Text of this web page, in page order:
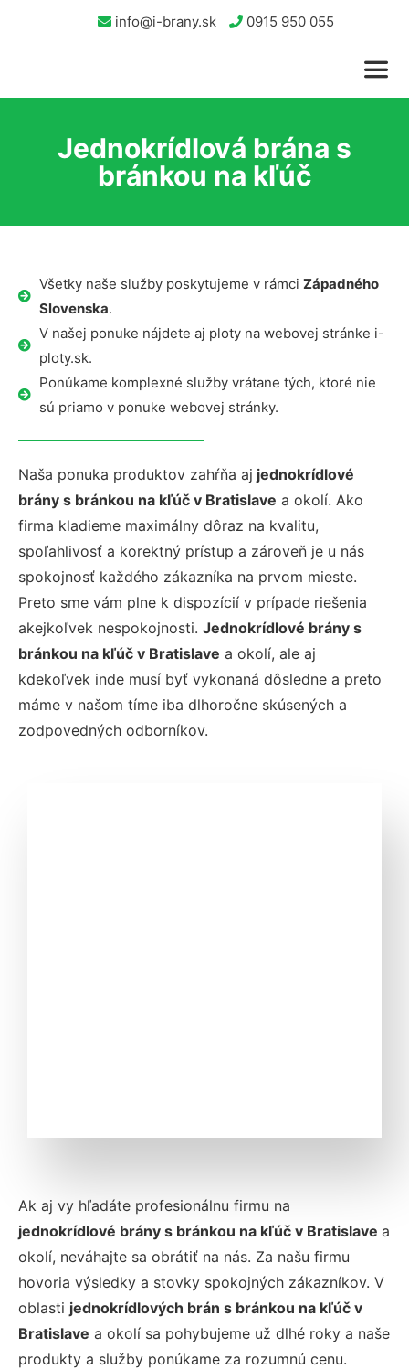
info@i-brany.sk 0915 950 055
Jednokrídlová brána s
bránkou na kľúč
Všetky naše služby poskytujeme v rámci Západného
Slovenska.
V našej ponuke nájdete aj ploty na webovej stránke i-
ploty.sk.
Ponúkame komplexné služby vrátane tých, ktoré nie
sú priamo v ponuke webovej stránky.
Naša ponuka produktov zahŕňa aj jednokrídlové
brány s bránkou na kľúč v Bratislave a okolí. Ako
firma kladieme maximálny dôraz na kvalitu,
spoľahlivosť a korektný prístup a zároveň je u nás
spokojnosť každého zákazníka na prvom mieste.
Preto sme vám plne k dispozícií v prípade riešenia
akejkoľvek nespokojnosti. Jednokrídlové brány s
bránkou na kľúč v Bratislave a okolí, ale aj
kdekoľvek inde musí byť vykonaná dôsledne a preto
máme v našom tíme iba dlhoročne skúsených a
zodpovedných odborníkov.
Ak aj vy hľadáte profesionálnu firmu na
jednokrídlové brány s bránkou na kľúč v Bratislave a
okolí, neváhajte sa obrátiť na nás. Za našu firmu
hovoria výsledky a stovky spokojných zákazníkov. V
oblasti jednokrídlových brán s bránkou na kľúč v
Bratislave a okolí sa pohybujeme už dlhé roky a naše
produkty a služby ponúkame za rozumnú cenu.